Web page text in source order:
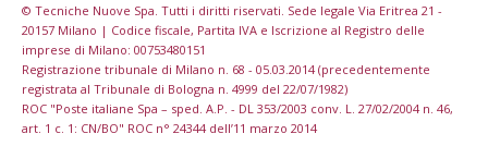
© Tecniche Nuove Spa. Tutti i diritti riservati. Sede legale Via Eritrea 21 -
20157 Milano | Codice fiscale, Partita IVA e Iscrizione al Registro delle
imprese di Milano: 00753480151
Registrazione tribunale di Milano n. 68 - 05.03.2014 (precedentemente
registrata al Tribunale di Bologna n. 4999 del 22/07/1982)
ROC "Poste italiane Spa – sped. A.P. - DL 353/2003 conv. L. 27/02/2004 n. 46,
art. 1 c. 1: CN/BO" ROC n° 24344 dell’11 marzo 2014